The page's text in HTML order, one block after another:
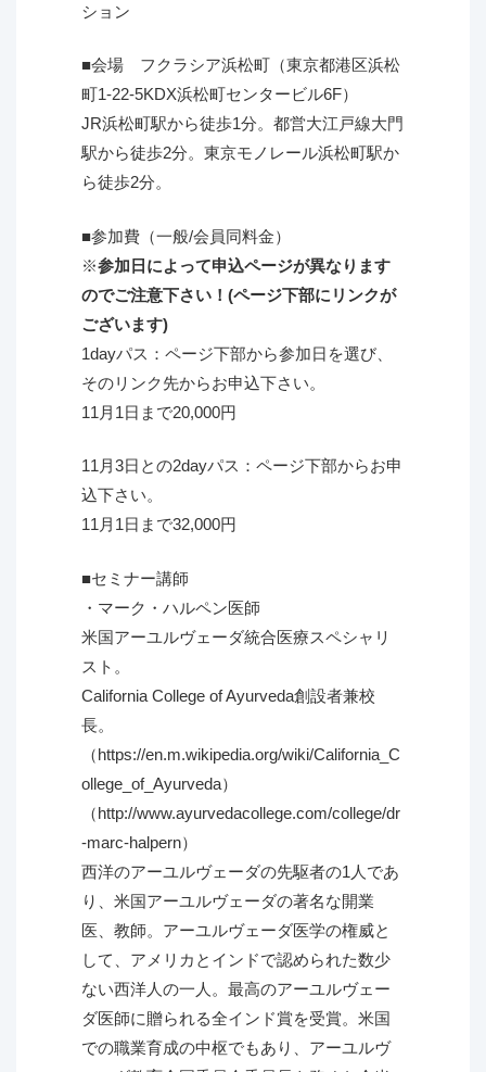
ション
■会場 フクラシア浜松町（東京都港区浜松
町1-22-5KDX浜松町センタービル6F）
JR浜松町駅から徒歩1分。都営大江戸線大門
駅から徒歩2分。東京モノレール浜松町駅か
ら徒歩2分。
■参加費（一般/会員同料金）
※参加日によって申込ページが異なります
のでご注意下さい！(ページ下部にリンクが
ございます)
1dayパス：ページ下部から参加日を選び、
そのリンク先からお申込下さい。
11月1日まで20,000円
11月3日との2dayパス：ページ下部からお申
込下さい。
11月1日まで32,000円
■セミナー講師
・マーク・ハルペン医師
米国アーユルヴェーダ統合医療スペシャリ
スト。
California College of Ayurveda創設者兼校
長。
（https://en.m.wikipedia.org/wiki/California_C
ollege_of_Ayurveda）
（http://www.ayurvedacollege.com/college/dr
-marc-halpern）
西洋のアーユルヴェーダの先駆者の1人であ
り、米国アーユルヴェーダの著名な開業
医、教師。アーユルヴェーダ医学の権威と
して、アメリカとインドで認められた数少
ない西洋人の一人。最高のアーユルヴェー
ダ医師に贈られる全インド賞を受賞。米国
での職業育成の中枢でもあり、アーユルヴ